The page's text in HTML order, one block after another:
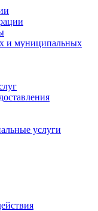
и муниципальных
услуги